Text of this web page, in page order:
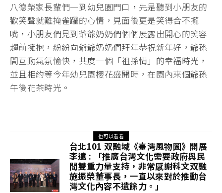
八德榮家長輩們一到幼兒園門口，先是聽到小朋友的
歡笑聲就難掩雀躍的心情，見面後更是笑得合不攏
嘴，小朋友們見到爺爺奶奶們個個展露出開心的笑容
趨前擁抱，紛紛向爺爺奶奶們拜年恭祝新年好，爺孫
間互動氣氛愉快，共度一個「祖孫情」的幸福時光，
並且相約等今年幼兒園櫻花盛開時，在園內來個爺孫
午後花茶時光。
也可以看看
台北101 双融域《臺灣風物圖》開展
李遠 : 「推廣台灣文化需要政府與民
間雙重力量支持，非常感謝科文双融
施振榮董事長，一直以來對於推動台
灣文化內容不遺餘力。」